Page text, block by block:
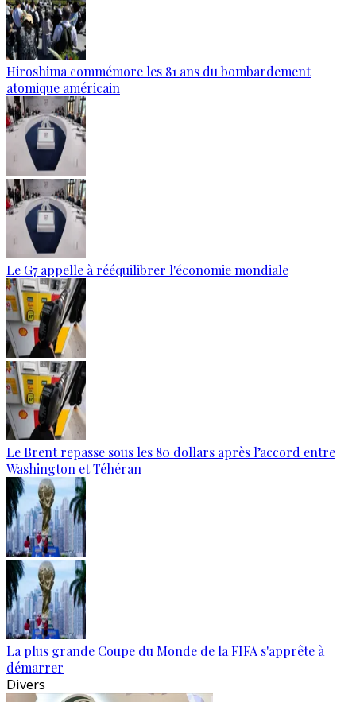
Hiroshima commémore les 81 ans du bombardement
atomique américain
Le G7 appelle à rééquilibrer l'économie mondiale
Le Brent repasse sous les 80 dollars après l’accord entre
Washington et Téhéran
La plus grande Coupe du Monde de la FIFA s'apprête à
démarrer
Divers